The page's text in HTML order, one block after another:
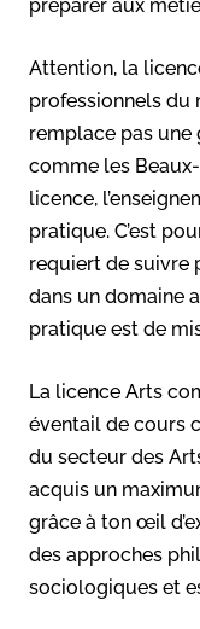
préparer aux
Attention, la
professionnels du
remplace pas une
comme les Beaux-
licence,
pratique. C’est
requiert de suivre
dans un domaine
pratique est de
La licence Arts
éventail de cours
du secteur des
acquis un
grâce à ton œil
des approches
sociologiques et